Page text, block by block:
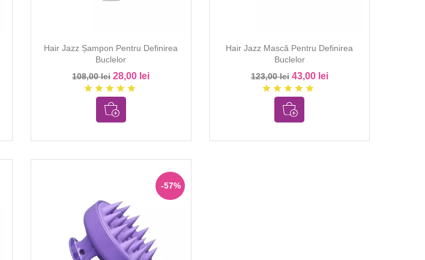
Hair Jazz Șampon Pentru Definirea
Buclelor
108,00 lei 28,00 lei
star star star star star
Hair Jazz Mască Pentru Definirea
Buclelor
123,00 lei 43,00 lei
star star star star star
-57%